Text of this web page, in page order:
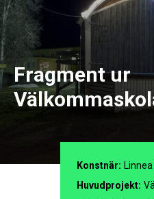
Fragment ur
Konstnär:
Huvudprojekt: